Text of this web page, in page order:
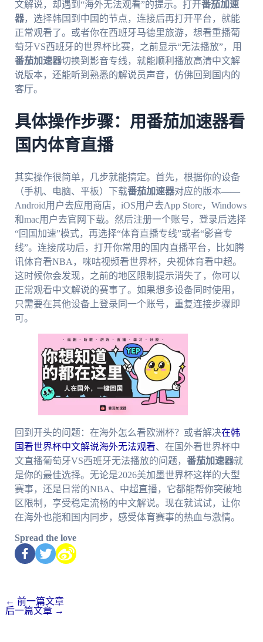
文解说，却遇到“海外无法观看”的提示。打开番茄加速
器，选择韩国到中国的节点，连接后再打开平台，就能
正常观看了。或者你在西班牙马德里旅游，想看重播葡
萄牙VS西班牙的世界杯比赛，之前显示“无法播放”，用
番茄加速器切换到影音专线，就能顺利播放高清中文解
说版本，还能听到熟悉的解说员声音，仿佛回到国内的
客厅。
具体操作步骤：用番茄加速器看
国内体育直播
其实操作很简单，几步就能搞定。首先，根据你的设备
（手机、电脑、平板）下载番茄加速器对应的版本——
Android用户去应用商店，iOS用户去App Store，Windows
和mac用户去官网下载。然后注册一个账号，登录后选择
“回国加速”模式，再选择“体育直播专线”或者“影音专
线”。连接成功后，打开你常用的国内直播平台，比如腾
讯体育看NBA，咪咕视频看世界杯，央视体育看中超。
这时候你会发现，之前的地区限制提示消失了，你可以
正常观看中文解说的赛事了。如果想多设备同时使用，
只需要在其他设备上登录同一个账号，重复连接步骤即
可。
回到开头的问题：在海外怎么看欧洲杯？或者解决在韩
国看世界杯中文解说海外无法观看、在国外看世界杯中
文直播葡萄牙VS西班牙无法播放的问题， 番茄加速器就
是你的最佳选择。无论是2026美加墨世界杯这样的大型
赛事，还是日常的NBA、中超直播，它都能帮你突破地
区限制，享受稳定流畅的中文解说。现在就试试，让你
在海外也能和国内同步，感受体育赛事的热血与激情。
Spread the love
← 前一篇文章
后一篇文章 →